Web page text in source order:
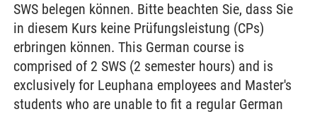
SWS belegen können. Bitte beachten Sie, dass Sie
in diesem Kurs keine Prüfungsleistung (CPs)
erbringen können. This German course is
comprised of 2 SWS (2 semester hours) and is
exclusively for Leuphana employees and Master's
students who are unable to fit a regular German